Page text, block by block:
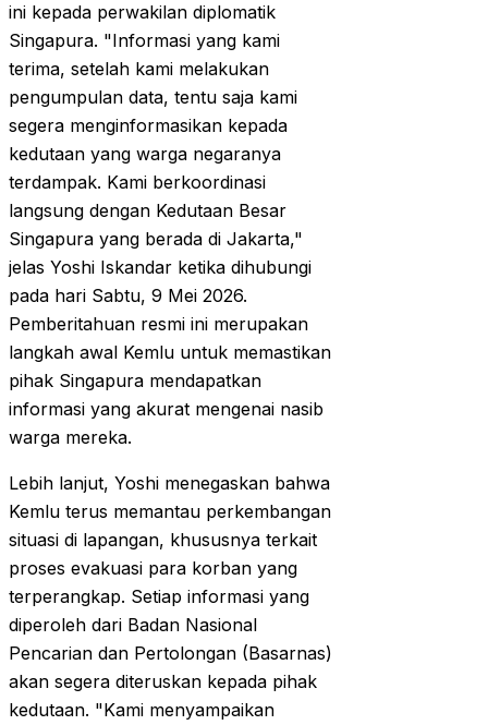
ini kepada perwakilan diplomatik
Singapura. "Informasi yang kami
terima, setelah kami melakukan
pengumpulan data, tentu saja kami
segera menginformasikan kepada
kedutaan yang warga negaranya
terdampak. Kami berkoordinasi
langsung dengan Kedutaan Besar
Singapura yang berada di Jakarta,"
jelas Yoshi Iskandar ketika dihubungi
pada hari Sabtu, 9 Mei 2026.
Pemberitahuan resmi ini merupakan
langkah awal Kemlu untuk memastikan
pihak Singapura mendapatkan
informasi yang akurat mengenai nasib
warga mereka.
Lebih lanjut, Yoshi menegaskan bahwa
Kemlu terus memantau perkembangan
situasi di lapangan, khususnya terkait
proses evakuasi para korban yang
terperangkap. Setiap informasi yang
diperoleh dari Badan Nasional
Pencarian dan Pertolongan (Basarnas)
akan segera diteruskan kepada pihak
kedutaan. "Kami menyampaikan